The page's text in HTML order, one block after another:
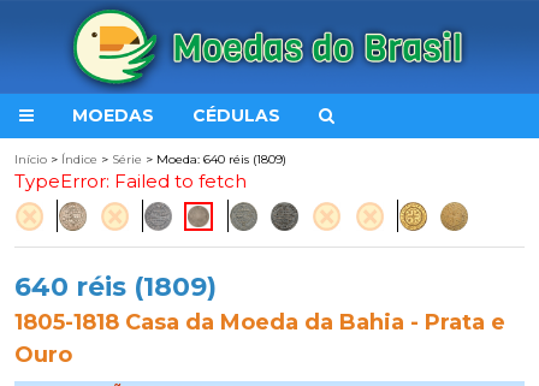
MOEDAS CÉDULAS
Início > Índice > Série > Moeda: 640 réis (1809)
TypeError: Failed to fetch
640 réis (1809)
1805-1818 Casa da Moeda da Bahia - Prata e
Ouro